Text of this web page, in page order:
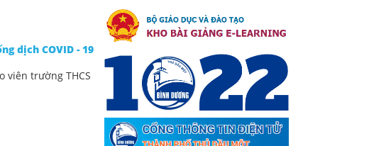
dịch COVID - 19
viên trường THCS